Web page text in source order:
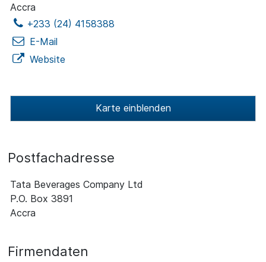
Accra
+233 (24) 4158388
E-Mail
Website
Karte einblenden
Postfachadresse
Tata Beverages Company Ltd
P.O. Box 3891
Accra
Firmendaten